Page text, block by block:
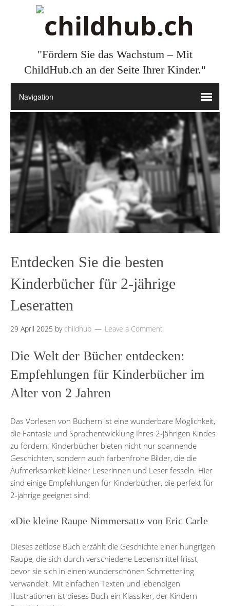
"Fördern Sie das Wachstum – Mit
ChildHub.ch an der Seite Ihrer Kinder."
Entdecken Sie die besten
Kinderbücher für 2-jährige
Leseratten
29 April 2025 by childhub Leave a Comment
Die Welt der Bücher entdecken:
Empfehlungen für Kinderbücher im
Alter von 2 Jahren
Das Vorlesen von Büchern ist eine wunderbare Möglichkeit,
die Fantasie und Sprachentwicklung Ihres 2-jährigen Kindes
zu fördern. Kinderbücher bieten nicht nur spannende
Geschichten, sondern auch farbenfrohe Bilder, die die
Aufmerksamkeit kleiner Leserinnen und Leser fesseln. Hier
sind einige Empfehlungen für Kinderbücher, die perfekt für
2-jährige geeignet sind:
«Die kleine Raupe Nimmersatt» von Eric Carle
Dieses zeitlose Buch erzählt die Geschichte einer hungrigen
Raupe, die sich durch verschiedene Lebensmittel frisst,
bevor sie sich in einen wunderschönen Schmetterling
verwandelt. Mit einfachen Texten und lebendigen
Illustrationen ist dieses Buch ein Klassiker, der Kindern